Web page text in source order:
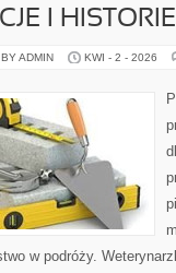
I HISTORIE
ADMIN KWI - 2 - 2026
w podróży.